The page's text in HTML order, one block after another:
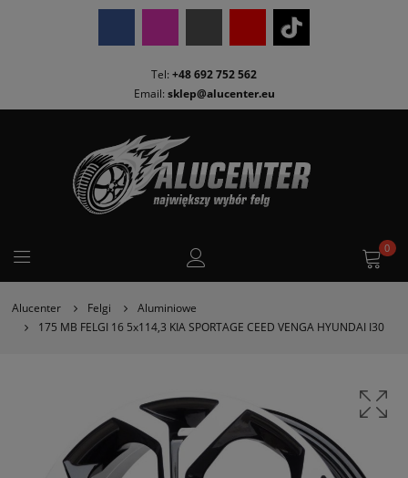
Tel: +48 692 752 562
Email: sklep@alucenter.eu
0
Alucenter Felgi
Aluminiowe
175 MB FELGI 16 5x114,3 KIA SPORTAGE CEED VENGA HYUNDAI I30